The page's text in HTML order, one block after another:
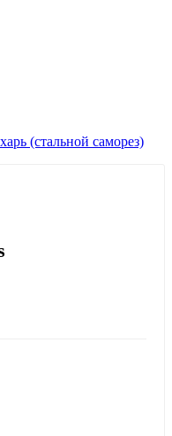
(стальной саморез)